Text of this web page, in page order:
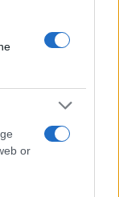
or
του για
φακών
των σχετικών